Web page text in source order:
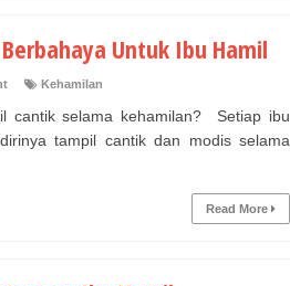
Untuk Ibu Hamil
Kehamilan
cantik selama kehamilan? Setiap ibu
tampil cantik dan modis selama
Read More